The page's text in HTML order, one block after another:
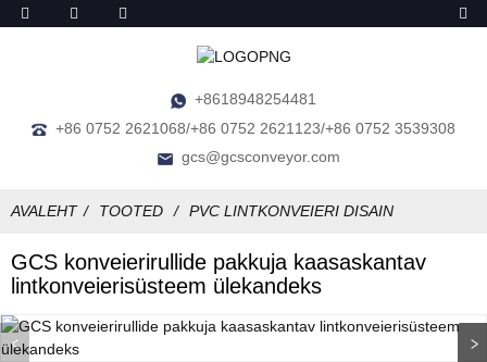
+8618948254481
+86 0752 2621068/+86 0752 2621123/+86 0752 3539308
gcs@gcsconveyor.com
AVALEHT TOOTED PVC LINTKONVEIERI DISAIN
GCS konveierirullide pakkuja kaasaskantav
lintkonveierisüsteem ülekandeks